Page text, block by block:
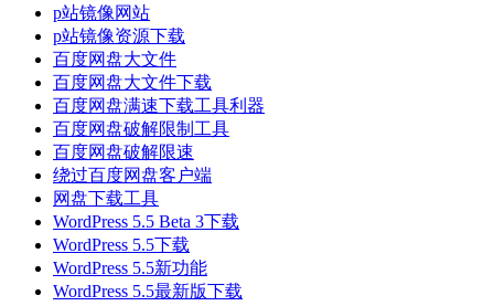
p站镜像网站
p站镜像资源下载
百度网盘大文件
百度网盘大文件下载
百度网盘满速下载工具利器
百度网盘破解限制工具
百度网盘破解限速
绕过百度网盘客户端
网盘下载工具
WordPress 5.5 Beta 3下载
WordPress 5.5下载
WordPress 5.5新功能
WordPress 5.5最新版下载